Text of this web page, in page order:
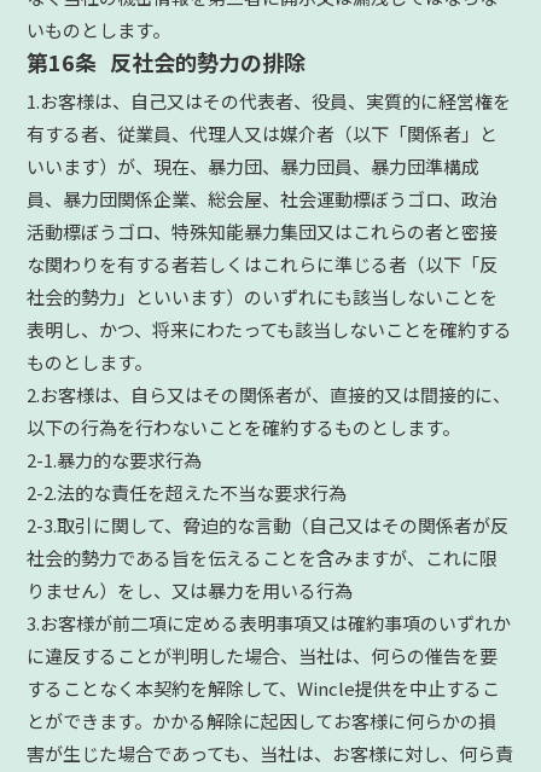
いものとします。
第16条 反社会的勢力の排除
1.お客様は、自己又はその代表者、役員、実質的に経営権を
有する者、従業員、代理人又は媒介者（以下「関係者」と
いいます）が、現在、暴力団、暴力団員、暴力団準構成
員、暴力団関係企業、総会屋、社会運動標ぼうゴロ、政治
活動標ぼうゴロ、特殊知能暴力集団又はこれらの者と密接
な関わりを有する者若しくはこれらに準じる者（以下「反
社会的勢力」といいます）のいずれにも該当しないことを
表明し、かつ、将来にわたっても該当しないことを確約する
ものとします。
2.お客様は、自ら又はその関係者が、直接的又は間接的に、
以下の行為を行わないことを確約するものとします。
2-1.暴力的な要求行為
2-2.法的な責任を超えた不当な要求行為
2-3.取引に関して、脅迫的な言動（自己又はその関係者が反
社会的勢力である旨を伝えることを含みますが、これに限
りません）をし、又は暴力を用いる行為
3.お客様が前二項に定める表明事項又は確約事項のいずれか
に違反することが判明した場合、当社は、何らの催告を要
することなく本契約を解除して、Wincle提供を中止するこ
とができます。かかる解除に起因してお客様に何らかの損
害が生じた場合であっても、当社は、お客様に対し、何ら責